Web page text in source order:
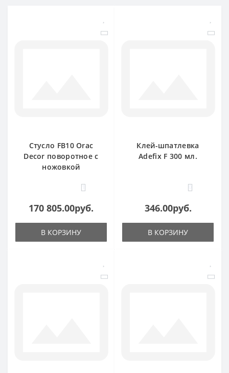
Стусло FB10 Orac
Decor поворотное с
ножовкой
1
170 805.00руб.
В КОРЗИНУ
Клей-шпатлевка
Adefix F 300 мл.
0
346.00руб.
В КОРЗИНУ